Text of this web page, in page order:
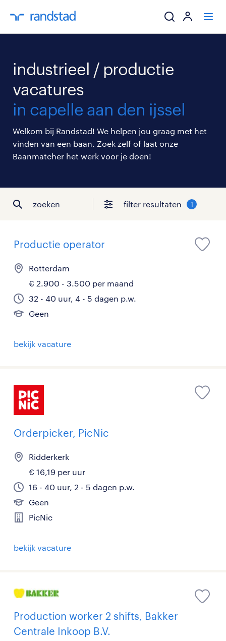
ik zoek een
mijn carrière
over randstad
industrieel / productie
vacatures
in capelle aan den ijssel
Welkom bij Randstad! We helpen jou graag met het
vinden van een baan. Zoek zelf of laat onze
Baanmatcher het werk voor je doen!
zoeken filter resultaten 1
Productie operator
Rotterdam
€ 2.900 - 3.500 per maand
32 - 40 uur, 4 - 5 dagen p.w.
Geen
bekijk vacature
Orderpicker, PicNic
Ridderkerk
€ 16,19 per uur
16 - 40 uur, 2 - 5 dagen p.w.
Geen
PicNic
bekijk vacature
Production worker 2 shifts, Bakker
Centrale Inkoop B.V.